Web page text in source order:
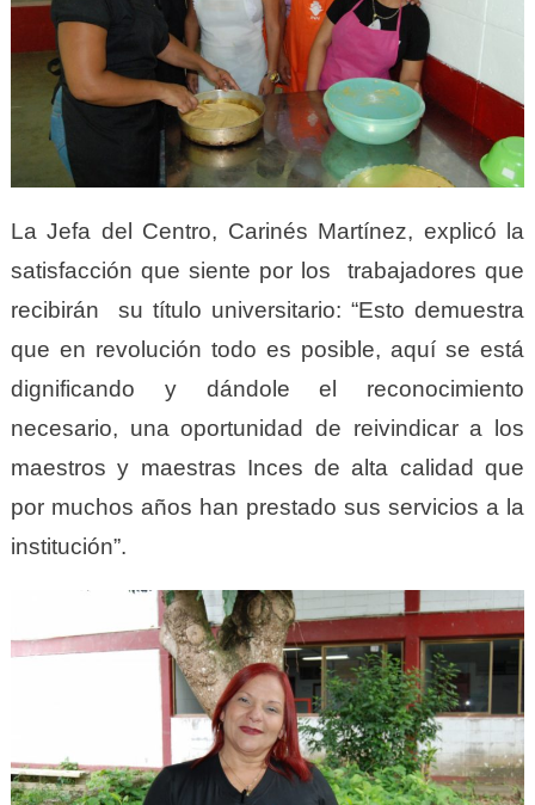
La Jefa del Centro, Carinés Martínez, explicó la
satisfacción que siente por los trabajadores que
recibirán su título universitario: “Esto demuestra
que en revolución todo es posible, aquí se está
dignificando y dándole el reconocimiento
necesario, una oportunidad de reivindicar a los
maestros y maestras Inces de alta calidad que
por muchos años han prestado sus servicios a la
institución”.